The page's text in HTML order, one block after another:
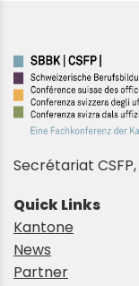
Secrétariat CSFP,
Quick Links
Kantone
News
Partner